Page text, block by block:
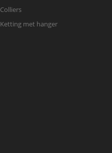
Colliers
Ketting met hanger